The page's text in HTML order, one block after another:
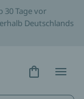
30 Tage vor
Deutschlands
Hidden